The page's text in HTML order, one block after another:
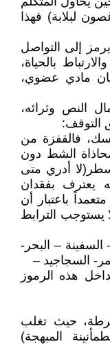
لبلابة) فهذا
إلى التواصل
بالحياة،
مادي عضوي،
النص وثرائه،
التوقف:
فالقفزة من
الشط دون
أدري متى
يعترف بفقدان
باعتبار أن
يستوجب الترابط
– البحر-
السجاجيد –
هذه الرموز
حيث تغلب
المبهجة)